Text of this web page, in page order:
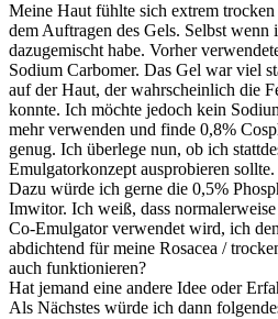
Meine Haut fühlte sich extrem trocken
dem Auftragen des Gels. Selbst
dazugemischt habe. Vorher
Sodium Carbomer. Das Gel war viel
auf der Haut, der wahrscheinlich die
konnte. Ich möchte jedoch kein
mehr verwenden und finde 0,8%
genug. Ich überlege nun, ob ich
Emulgatorkonzept ausprobieren sollte.
Dazu würde ich gerne die 0,5%
Imwitor. Ich weiß, dass
Co-Emulgator verwendet wird, ich
abdichtend für meine Rosacea /
auch funktionieren?
Hat jemand eine andere Idee oder
Als Nächstes würde ich dann